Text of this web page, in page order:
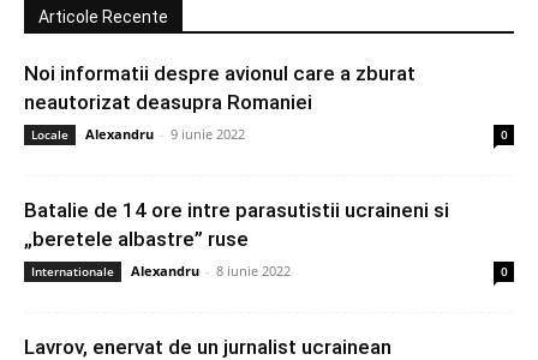
Articole Recente
Noi informatii despre avionul care a zburat
neautorizat deasupra Romaniei
Locale Alexandru - 9 iunie 2022 0
Batalie de 14 ore intre parasutistii ucraineni si
„beretele albastre” ruse
Internationale Alexandru - 8 iunie 2022 0
Lavrov, enervat de un jurnalist ucrainean